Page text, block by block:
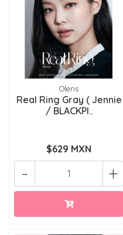
Olens
Real Ring Gray ( Jennie
/ BLACKPI..
$629 MXN
+
-